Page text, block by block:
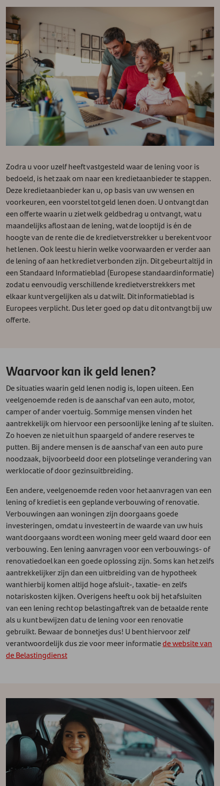
Zodra u voor uzelf heeft vastgesteld waar de lening voor is
bedoeld, is het zaak om naar een kredietaanbieder te stappen.
Deze kredietaanbieder kan u, op basis van uw wensen en
voorkeuren, een voorstel tot geld lenen doen. U ontvangt dan
een offerte waarin u ziet welk geldbedrag u ontvangt, wat u
maandelijks aflost aan de lening, wat de looptijd is én de
hoogte van de rente die de kredietverstrekker u berekent voor
het lenen. Ook leest u hierin welke voorwaarden er verder aan
de lening of aan het krediet verbonden zijn. Dit gebeurt altijd in
een Standaard Informatieblad (Europese standaardinformatie)
zodat u eenvoudig verschillende kredietverstrekkers met
elkaar kunt vergelijken als u dat wilt. Dit informatieblad is
Europees verplicht. Dus let er goed op dat u dit ontvangt bij uw
offerte.
Waarvoor kan ik geld lenen?
De situaties waarin geld lenen nodig is, lopen uiteen. Een
veelgenoemde reden is de aanschaf van een auto, motor,
camper of ander voertuig. Sommige mensen vinden het
aantrekkelijk om hiervoor een persoonlijke lening af te sluiten.
Zo hoeven ze niet uit hun spaargeld of andere reserves te
putten. Bij andere mensen is de aanschaf van een auto pure
noodzaak, bijvoorbeeld door een plotselinge verandering van
werklocatie of door gezinsuitbreiding.
Een andere, veelgenoemde reden voor het aanvragen van een
lening of krediet is een geplande verbouwing of renovatie.
Verbouwingen aan woningen zijn doorgaans goede
investeringen, omdat u investeert in de waarde van uw huis
want doorgaans wordt een woning meer geld waard door een
verbouwing. Een lening aanvragen voor een verbouwings- of
renovatiedoel kan een goede oplossing zijn. Soms kan het zelfs
aantrekkelijker zijn dan een uitbreiding van de hypotheek
want hierbij komen altijd hoge afsluit-, taxatie- en zelfs
notariskosten kijken. Overigens heeft u ook bij het afsluiten
van een lening recht op belastingaftrek van de betaalde rente
als u kunt bewijzen dat u de lening voor een renovatie
gebruikt. Bewaar de bonnetjes dus! U bent hiervoor zelf
verantwoordelijk dus zie voor meer informatiede website van
de Belastingdienst